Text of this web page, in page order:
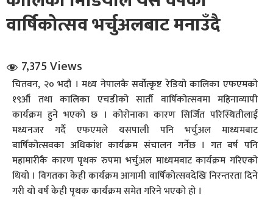
संवाद
वार्षिकोत्सव भर्चुअलबाट मनाउँदै
7,375 Views
चितवन, २० भदौ । मध्य नेपालकै सर्वोत्कृष्ट रेडियो कालिका एफएमको
१९औं तथा कालिका एचडीको सातौँ वार्षिकोत्सवमा महिनाव्यापी
कार्यक्रम हुने भएको छ । कोरोनाका कारण सिर्जित परिस्थितीलाई
मध्यनजर गर्दै एफएमले यसपाली पनि भर्चुअल माध्यमबाट
बार्षिकोत्सवका अधिकांश कार्यक्रम संचालन गर्नेछ । गत बर्ष पनि
महामारीकै कारण पृथक रुपमा भर्चुअल माध्यमबाट कार्यक्रम गरिएको
थियो । विगतका केही कार्यक्रम आगामी वार्षिकोत्सवदेखि निरन्तरता दिने
गरी यो वर्ष केही पृथक कार्यक्रम समेत गरिने भएको हो ।